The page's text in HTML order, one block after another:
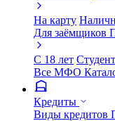
На карту
Для заёмщиков
С 18 лет
Все МФО
Кредиты
Виды кредитов